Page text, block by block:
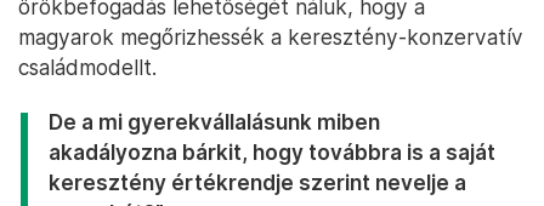
örökbefogadás lehetőségét náluk, hogy a
magyarok megőrizhessék a keresztény-konzervatív
családmodellt.
De a mi gyerekvállalásunk miben
akadályozna bárkit, hogy továbbra is a saját
keresztény értékrendje szerint nevelje a